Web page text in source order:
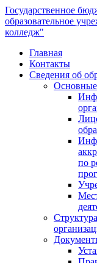
Государственное
образовательное
колледж"
Главная
Контакты
Сведения об
Основные
по